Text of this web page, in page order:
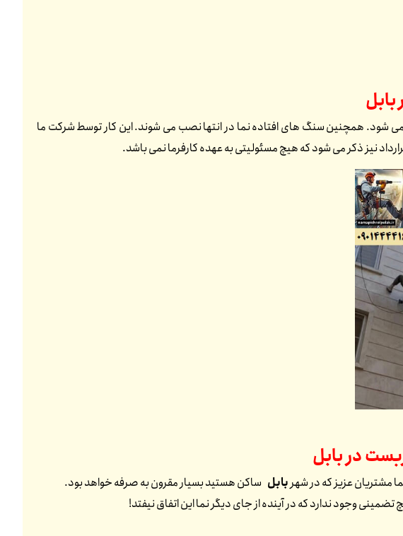
بابل
شود. همچنین سنگ های افتاده نما در انتها نصب می شوند. این کار توسط شرکت ما
دربابل
مشتریان عزیز که در شهربابل ساکن هستید بسیار مقرون به صرفه خواهد بود.
وجود ندارد که در آینده از جای دیگر نما این اتفاق نیفتد!